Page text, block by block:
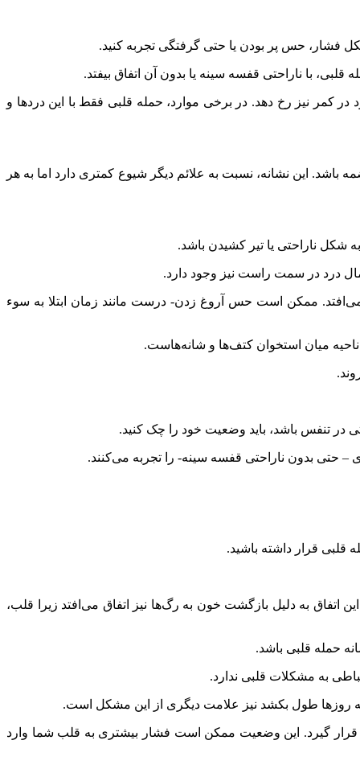
فشار، حس پر بودن یا حتی گرفتگی تجربه کنید.
با ناراحتی قفسه سینه یا بدون آن اتفاق بیفتد.
نیز رخ دهد. در برخی موارد، حمله قلبی فقط با این دردها و
باشد. این نشانه، نسبت به علائم دیگر شیوع کمتری دارد اما به هر
شکل ناراحتی یا تیر کشیدن باشد.
درد در سمت راست نیز وجود دارد.
ممکن است حس آروغ زدن- درست مانند زمان ابتلا به سوء
ناحیه میان استخوان کتف‌ها و شانه‌هاست.
در تنفس باشد، باید وضعیت خود را چک کنید.
– حتی بدون ناراحتی قفسه سینه- را تجربه می‌کنند.
قرار داشته باشید.
به دلیل بازگشت خون به رگ‌‌ها نیز اتفاق می‌افتد زیرا قلب،
حمله قلبی باشد.
به مشکلات قلبی ندارد.
روزها طول بکشد نیز علامت دیگری از این مشکل است.
گیرد. این وضعیت ممکن است فشار بیشتری به قلب شما وارد